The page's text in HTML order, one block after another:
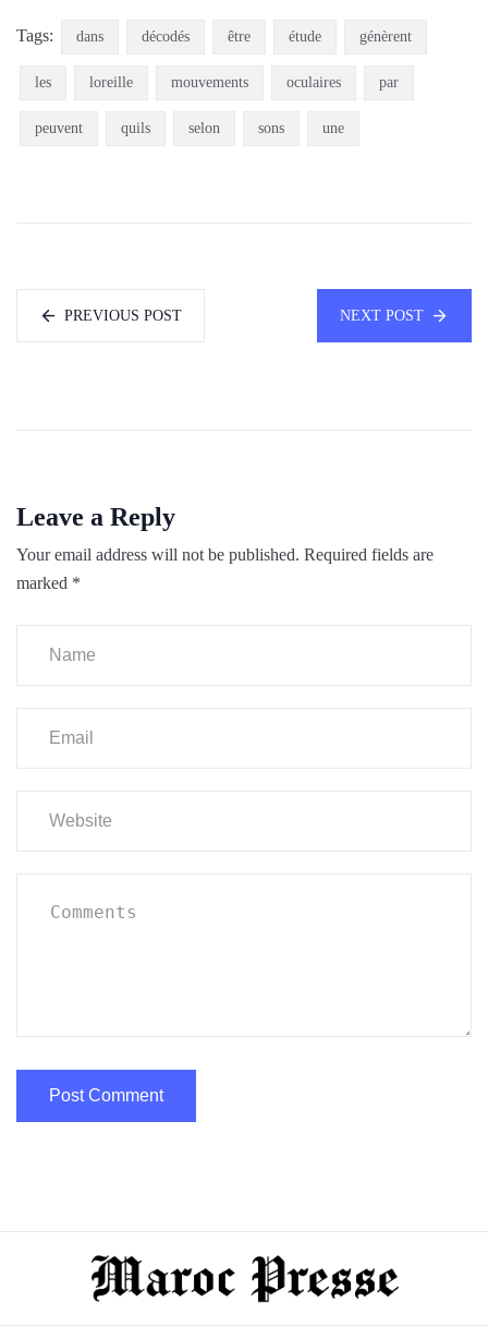
Tags: dans décodés être étude génèrent
les loreille mouvements oculaires par
peuvent quils selon sons une
PREVIOUS POST NEXT POST
Leave a Reply
Your email address will not be published. Required fields are
marked *